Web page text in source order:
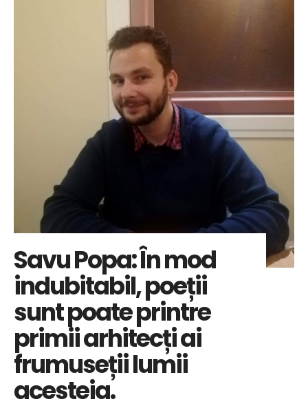
Savu Popa: În mod
indubitabil, poeții
sunt poate printre
primii arhitecți ai
frumuseții lumii
acesteia.